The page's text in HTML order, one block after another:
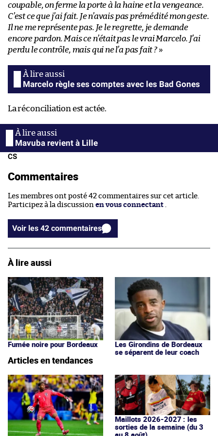
coupable, on ferme la porte à la haine et la vengeance.
C’est ce que j’ai fait. Je n’avais pas prémédité mon geste.
Il ne me représente pas. Je le regrette, je demande
encore pardon. Mais ce n’était pas le vrai Marcelo. J’ai
perdu le contrôle, mais qui ne l’a pas fait ?»
Marcelo règle ses comptes avec les Bad Gones
La réconciliation est actée.
Mavuba revient à Lille
CS
Commentaires
Les membres ont posté 42 commentaires sur cet article.
Participez à la discussion en vous connectant
Voir les 42 commentaires
À lire aussi
Fumée noire pour Bordeaux
Les Girondins de Bordeaux
se séparent de leur coach
Articles en tendances
Maillots 2026-2027 : les
sorties de la semaine (du 3